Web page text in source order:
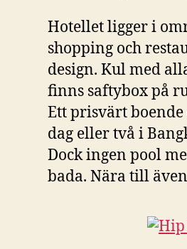
Hotellet ligger i
shopping och
design. Kul med
finns saftybox på
Ett prisvärt
dag eller två i
Dock ingen pool
bada. Nära till